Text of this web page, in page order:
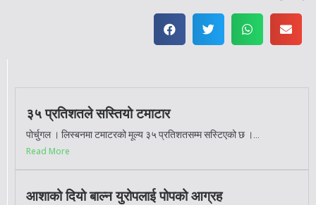
३५ प्रतिशतले सस्तियो टमाटार
पोर्चुगल । लिस्बनमा टमाटरको मूल्य ३५ प्रतिशतसम्म सस्टिएको छ ।...
Read More
आशाको दियो बाल्न युरोपलाई पोपको आग्रह